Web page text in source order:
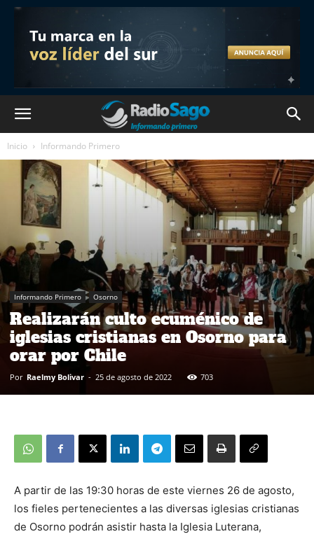
Inicio Informando Primero
Informando Primero Osorno
Realizarán culto ecuménico de
iglesias cristianas en Osorno para
orar por Chile
Por Raelmy Bolivar - 25 de agosto de 2022 703
A partir de las 19:30 horas de este viernes 26 de agosto,
los fieles pertenecientes a las diversas iglesias cristianas
de Osorno podrán asistir hasta la Iglesia Luterana,